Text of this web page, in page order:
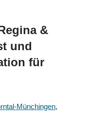
&
und
für
Münchingen,